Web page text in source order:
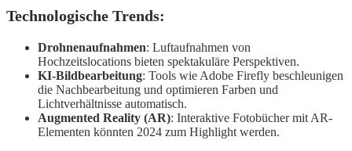
Technologische Trends:
Drohnenaufnahmen: Luftaufnahmen von
Hochzeitslocations bieten spektakuläre Perspektiven.
KI-Bildbearbeitung: Tools wie Adobe Firefly beschleunigen
die Nachbearbeitung und optimieren Farben und
Lichtverhältnisse automatisch.
Augmented Reality (AR): Interaktive Fotobücher mit AR-
Elementen könnten 2024 zum Highlight werden.